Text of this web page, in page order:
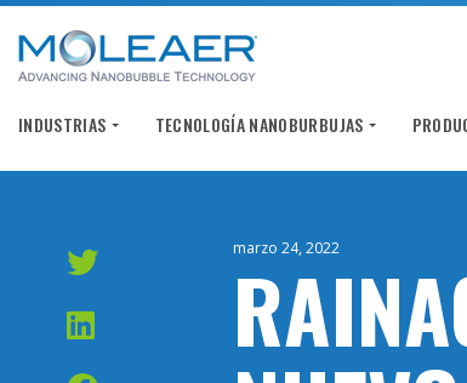
INDUSTRIAS TECNOLOGÍA NANOBURBUJAS
marzo 24, 2022